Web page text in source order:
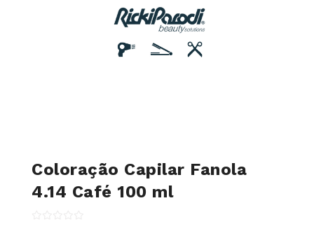
Coloração Capilar Fanola
4.14 Café 100 ml